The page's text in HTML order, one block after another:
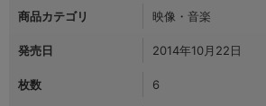
商品カテゴリ 映像・音楽
発売日 2014年10月22日
枚数 6